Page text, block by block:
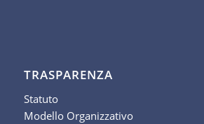
TRASPARENZA
Statuto
Modello Organizzativo